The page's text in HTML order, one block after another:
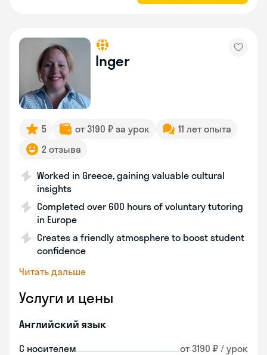
Inger
5 от 3190 ₽ за урок
11 лет опыта
2 отзыва
Worked in Greece, gaining valuable cultural
insights
Completed over 600 hours of voluntary tutoring
in Europe
Creates a friendly atmosphere to boost student
confidence
Читать дальше
Услуги и цены
Английский язык
С носителем от 3190 ₽ / урок